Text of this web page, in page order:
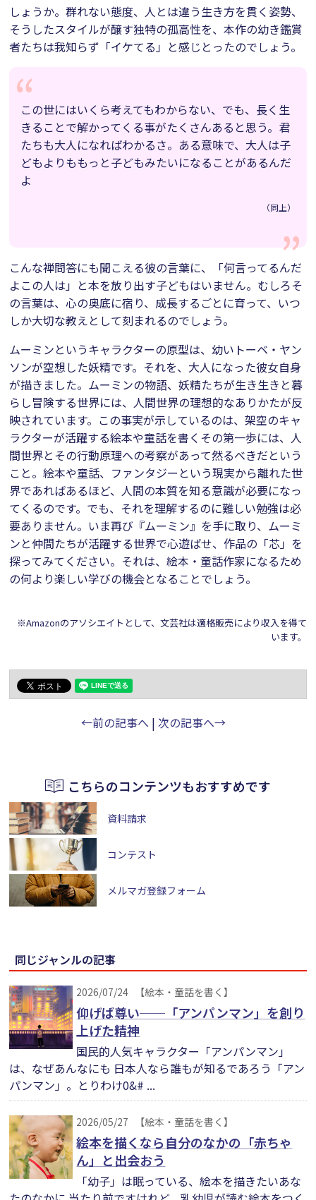
しょうか。群れない態度、人とは違う生き方を貫く姿勢、
そうしたスタイルが醸す独特の孤高性を、本作の幼き鑑賞
者たちは我知らず「イケてる」と感じとったのでしょう。
この世にはいくら考えてもわからない、でも、長く生
きることで解かってくる事がたくさんあると思う。君
たちも大人になればわかるさ。ある意味で、大人は子
どもよりももっと子どもみたいになることがあるんだ
よ
（同上）
こんな禅問答にも聞こえる彼の言葉に、「何言ってるんだ
よこの人は」と本を放り出す子どもはいません。むしろそ
の言葉は、心の奥底に宿り、成長するごとに育って、いつ
しか大切な教えとして刻まれるのでしょう。
ムーミンというキャラクターの原型は、幼いトーベ・ヤン
ソンが空想した妖精です。それを、大人になった彼女自身
が描きました。ムーミンの物語、妖精たちが生き生きと暮
らし冒険する世界には、人間世界の理想的なありかたが反
映されています。この事実が示しているのは、架空のキャ
ラクターが活躍する絵本や童話を書くその第一歩には、人
間世界とその行動原理への考察があって然るべきだという
こと。絵本や童話、ファンタジーという現実から離れた世
界であればあるほど、人間の本質を知る意識が必要になっ
てくるのです。でも、それを理解するのに難しい勉強は必
要ありません。いま再び『ムーミン』を手に取り、ムーミ
ンと仲間たちが活躍する世界で心遊ばせ、作品の「芯」を
探ってみてください。それは、絵本・童話作家になるため
の何より楽しい学びの機会となることでしょう。
※Amazonのアソシエイトとして、文芸社は適格販売により収入を得て
います。
←前の記事へ | 次の記事へ→
こちらのコンテンツもおすすめです
資料請求
コンテスト
メルマガ登録フォーム
同じジャンルの記事
2026/07/24 【絵本・童話を書く】
仰げば尊い──「アンパンマン」を創り
上げた精神
国民的人気キャラクター「アンパンマン」
は、なぜあんなにも 日本人なら誰もが知るであろう「アン
パンマン」。とりわけ0&# ...
2026/05/27 【絵本・童話を書く】
絵本を描くなら自分のなかの「赤ちゃ
ん」と出会おう
「幼子」は眠っている、絵本を描きたいあな